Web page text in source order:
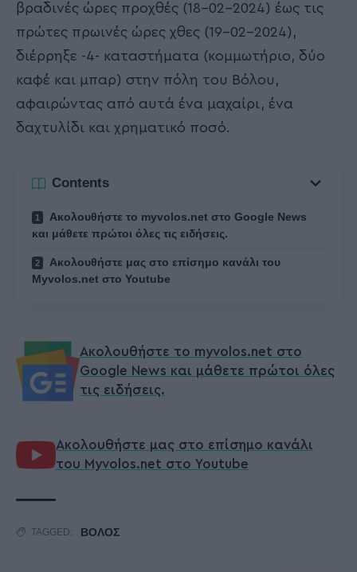
βραδινές ώρες προχθές (18-02-2024) έως τις
πρώτες πρωινές ώρες χθες (19-02-2024),
διέρρηξε -4- καταστήματα (κομμωτήριο, δύο
καφέ και μπαρ) στην πόλη του Βόλου,
αφαιρώντας από αυτά ένα μαχαίρι, ένα
δαχτυλίδι και χρηματικό ποσό.
Contents
Ακολουθήστε το myvolos.net στο Google News
και μάθετε πρώτοι όλες τις ειδήσεις.
Ακολουθήστε μας στο επίσημο κανάλι του
Myvolos.net στο Youtube
Ακολουθήστε το myvolos.net στο
Google News και μάθετε πρώτοι όλες
τις ειδήσεις.
Ακολουθήστε μας στο επίσημο κανάλι
του Myvolos.net στο Youtube
TAGGED: ΒΟΛΟΣ